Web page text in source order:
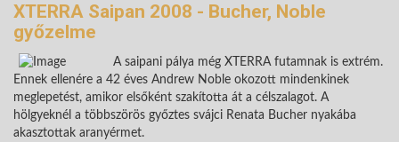
XTERRA Saipan 2008 - Bucher, Noble
győzelme
A saipani pálya még XTERRA futamnak is extrém.
Ennek ellenére a 42 éves Andrew Noble okozott mindenkinek
meglepetést, amikor elsőként szakította át a célszalagot. A
hölgyeknél a többszörös győztes svájci Renata Bucher nyakába
akasztottak aranyérmet.